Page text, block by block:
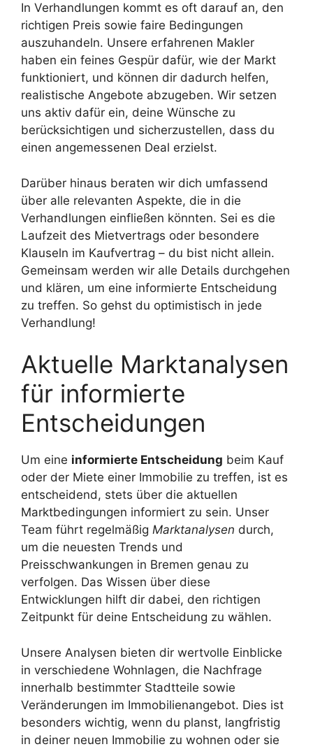
In Verhandlungen kommt es oft darauf an, den
richtigen Preis sowie faire Bedingungen
auszuhandeln. Unsere erfahrenen Makler
haben ein feines Gespür dafür, wie der Markt
funktioniert, und können dir dadurch helfen,
realistische Angebote abzugeben. Wir setzen
uns aktiv dafür ein, deine Wünsche zu
berücksichtigen und sicherzustellen, dass du
einen angemessenen Deal erzielst.
Darüber hinaus beraten wir dich umfassend
über alle relevanten Aspekte, die in die
Verhandlungen einfließen könnten. Sei es die
Laufzeit des Mietvertrags oder besondere
Klauseln im Kaufvertrag – du bist nicht allein.
Gemeinsam werden wir alle Details durchgehen
und klären, um eine informierte Entscheidung
zu treffen. So gehst du optimistisch in jede
Verhandlung!
Aktuelle Marktanalysen
für informierte
Entscheidungen
Um eine informierte Entscheidung beim Kauf
oder der Miete einer Immobilie zu treffen, ist es
entscheidend, stets über die aktuellen
Marktbedingungen informiert zu sein. Unser
Team führt regelmäßig Marktanalysen durch,
um die neuesten Trends und
Preisschwankungen in Bremen genau zu
verfolgen. Das Wissen über diese
Entwicklungen hilft dir dabei, den richtigen
Zeitpunkt für deine Entscheidung zu wählen.
Unsere Analysen bieten dir wertvolle Einblicke
in verschiedene Wohnlagen, die Nachfrage
innerhalb bestimmter Stadtteile sowie
Veränderungen im Immobilienangebot. Dies ist
besonders wichtig, wenn du planst, langfristig
in deiner neuen Immobilie zu wohnen oder sie